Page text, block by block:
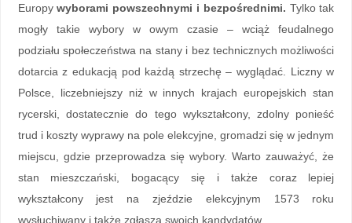
Europywyborami powszechnymi i bezpośrednimi. Tylko tak
mogły takie wybory w owym czasie – wciąż feudalnego
podziału społeczeństwa na stany i bez technicznych możliwości
dotarcia z edukacją pod każdą strzechę – wyglądać. Liczny w
Polsce, liczebniejszy niż w innych krajach europejskich stan
rycerski, dostatecznie do tego wykształcony, zdolny ponieść
trud i koszty wyprawy na pole elekcyjne, gromadzi się w jednym
miejscu, gdzie przeprowadza się wybory. Warto zauważyć, że
stan mieszczański, bogacący się i także coraz lepiej
wykształcony jest na zjeździe elekcyjnym 1573 roku
wysłuchiwany i także zgłasza swoich kandydatów.